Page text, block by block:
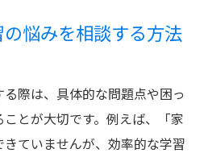
悩みを相談する方法
際は、具体的な問題点や困っ
とが大切です。例えば、「家
ていませんが、効率的な学習